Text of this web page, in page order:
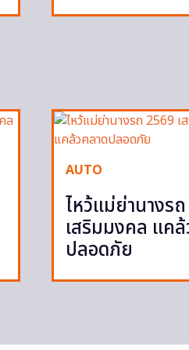
AUTO
ไหว้แม่ย่านางร
เสริมมงคล แค
ปลอดภัย